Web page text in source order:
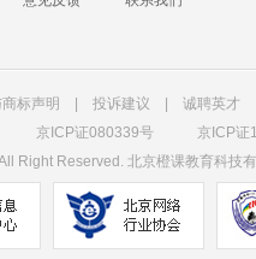
标声明 投诉建议 诚聘英才
ICP证080339号
京ICP证
Right Reserved. 北京橙课教育科技